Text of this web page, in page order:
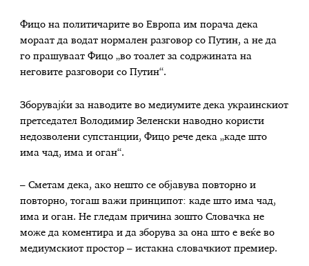
Фицо на политичарите во Европа им порача дека
мораат да водат нормален разговор со Путин, а не да
го прашуваат Фицо „во тоалет за содржината на
неговите разговори со Путин“.
Зборувајќи за наводите во медиумите дека украинскиот
претседател Володимир Зеленски наводно користи
недозволени супстанции, Фицо рече дека „каде што
има чад, има и оган“.
– Сметам дека, ако нешто се објавува повторно и
повторно, тогаш важи принципот: каде што има чад,
има и оган. Не гледам причина зошто Словачка не
може да коментира и да зборува за она што е веќе во
медиумскиот простор – истакна словачкиот премиер.